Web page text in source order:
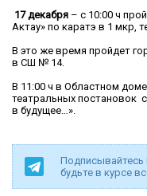
17 декабря – с 10:00 ч
Актау» по каратэ в 1 мкр,
В это же время пройдет
в СШ № 14.
В 11:00 ч в Областном
театральных постановок
в будущее…».
Подписывайтесь
будьте в курсе